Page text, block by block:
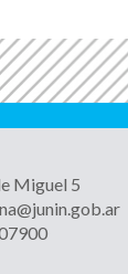
Miguel 5